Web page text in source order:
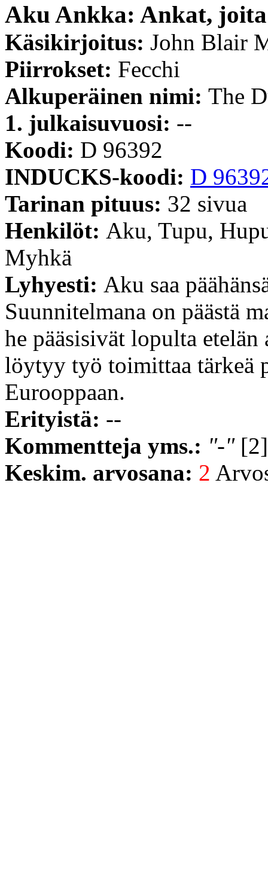
Aku Ankka: Ankat,
Käsikirjoitus: John Blair
Piirrokset: Fecchi
Alkuperäinen nimi: The
1. julkaisuvuosi: --
Koodi: D 96392
INDUCKS-koodi: D
Tarinan pituus: 32 sivua
Henkilöt: Aku, Tupu,
Myhkä
Lyhyesti: Aku saa
Suunnitelmana on päästä
he pääsisivät lopulta
löytyy työ toimittaa tärkeä
Eurooppaan.
Erityistä: --
Kommentteja yms.: "-"
Keskim. arvosana: 2